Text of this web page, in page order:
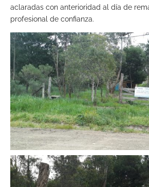
aclaradas con anterioridad al día de
profesional de confianza.